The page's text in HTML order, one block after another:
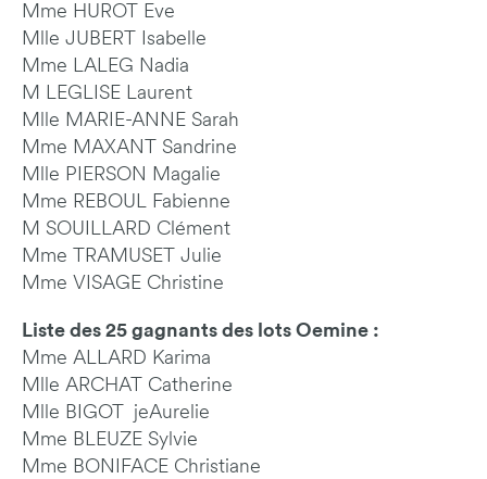
Mme HUROT Eve
Mlle JUBERT Isabelle
Mme LALEG Nadia
M LEGLISE Laurent
Mlle MARIE-ANNE Sarah
Mme MAXANT Sandrine
Mlle PIERSON Magalie
Mme REBOUL Fabienne
M SOUILLARD Clément
Mme TRAMUSET Julie
Mme VISAGE Christine
Liste des 25 gagnants des lots Oemine :
Mme ALLARD Karima
Mlle ARCHAT Catherine
Mlle BIGOT jeAurelie
Mme BLEUZE Sylvie
Mme BONIFACE Christiane